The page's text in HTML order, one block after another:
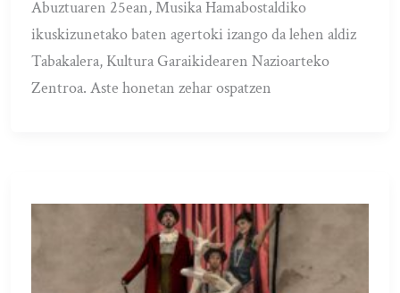
Abuztuaren 25ean, Musika Hamabostaldiko
ikuskizunetako baten agertoki izango da lehen aldiz
Tabakalera, Kultura Garaikidearen Nazioarteko
Zentroa. Aste honetan zehar ospatzen